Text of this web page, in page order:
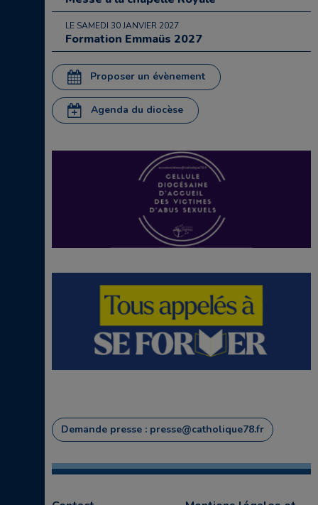
LE SAMEDI 30 JANVIER 2027
Formation Emmaüs 2027
Proposer un évènement
Agenda du diocèse
Demande presse : presse@catholique78.fr